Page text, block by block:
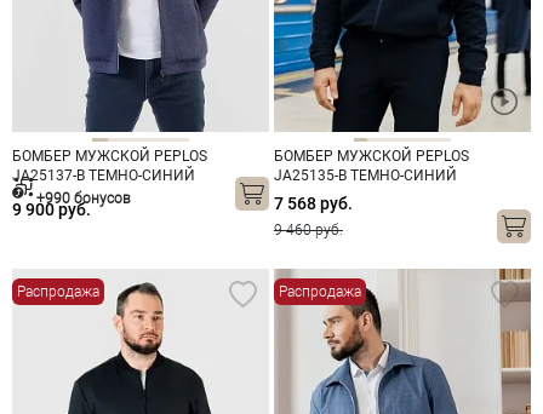
БОМБЕР МУЖСКОЙ PEPLOS
JA25137-B ТЕМНО-СИНИЙ
9 900 руб.
+990 бонусов
БОМБЕР МУЖСКОЙ PEPLOS
JA25135-B ТЕМНО-СИНИЙ
7 568 руб.
9 460 руб.
Распродажа Распродажа